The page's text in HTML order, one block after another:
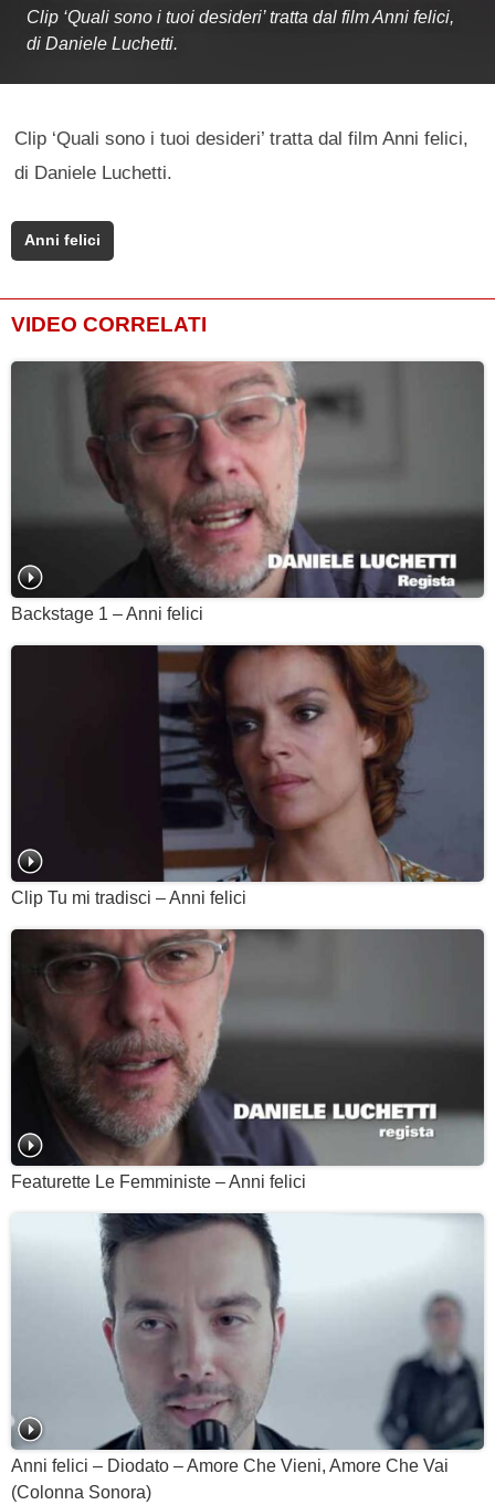
Clip ‘Quali sono i tuoi desideri’ tratta dal film Anni felici,
di Daniele Luchetti.
Clip ‘Quali sono i tuoi desideri’ tratta dal film Anni felici,
di Daniele Luchetti.
Anni felici
VIDEO CORRELATI
Backstage 1 – Anni felici
Clip Tu mi tradisci – Anni felici
Featurette Le Femministe – Anni felici
Anni felici – Diodato – Amore Che Vieni, Amore Che Vai
(Colonna Sonora)